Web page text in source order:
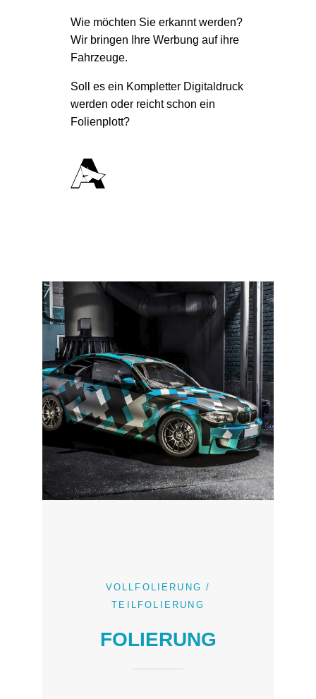
Wie möchten Sie erkannt werden?
Wir bringen Ihre Werbung auf ihre
Fahrzeuge.
Soll es ein Kompletter Digitaldruck
werden oder reicht schon ein
Folienplott?
VOLLFOLIERUNG /
TEILFOLIERUNG
FOLIERUNG